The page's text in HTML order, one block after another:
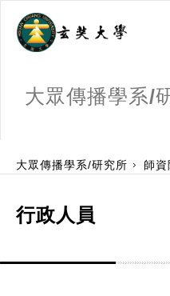
大眾傳播學系/
大眾傳播學系/研究所
師資
行政人員